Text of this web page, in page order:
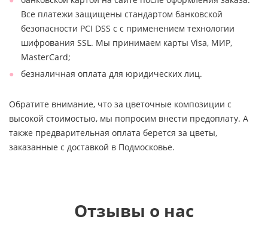
Все платежи защищены стандартом банковской
безопасности PCI DSS с с применением технологии
шифрования SSL. Мы принимаем карты Visa, МИР,
MasterCard;
безналичная оплата для юридических лиц.
Обратите внимание, что за цветочные композиции с
высокой стоимостью, мы попросим внести предоплату. А
также предварительная оплата берется за цветы,
заказанные с доставкой в Подмосковье.
Отзывы о нас